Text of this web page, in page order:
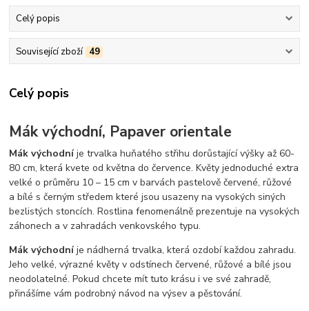
Celý popis
Související zboží 49
Celý popis
Mák východní, Papaver orientale
Mák východníje trvalka huňatého střihu dorůstající výšky až 60-
80 cm, která kvete od května do července. Květy jednoduché extra
velké o průměru 10 – 15 cm v barvách pastelově červené, růžové
a bílé s černým středem které jsou usazeny na vysokých siných
bezlistých stoncích. Rostlina fenomenálně prezentuje na vysokých
záhonech a v zahradách venkovského typu.
Mák východníje nádherná trvalka, která ozdobí každou zahradu.
Jeho velké, výrazné květy v odstínech červené, růžové a bílé jsou
neodolatelné. Pokud chcete mít tuto krásu i ve své zahradě,
přinášíme vám podrobný návod na výsev a pěstování.